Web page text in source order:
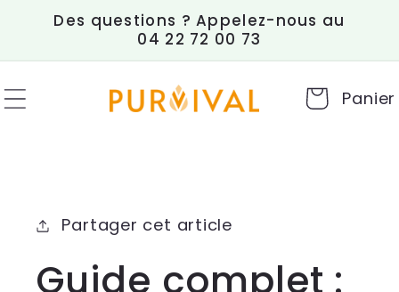
passer
contenu
Des questions ? Appelez-nous au
04 22 72 00 73
Panier
Partager cet article
Guide complet :